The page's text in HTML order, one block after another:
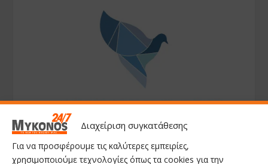
Διαχείριση συγκατάθεσης
Για να προσφέρουμε τις καλύτερες εμπειρίες,
χρησιμοποιούμε τεχνολογίες όπως τα cookies για την